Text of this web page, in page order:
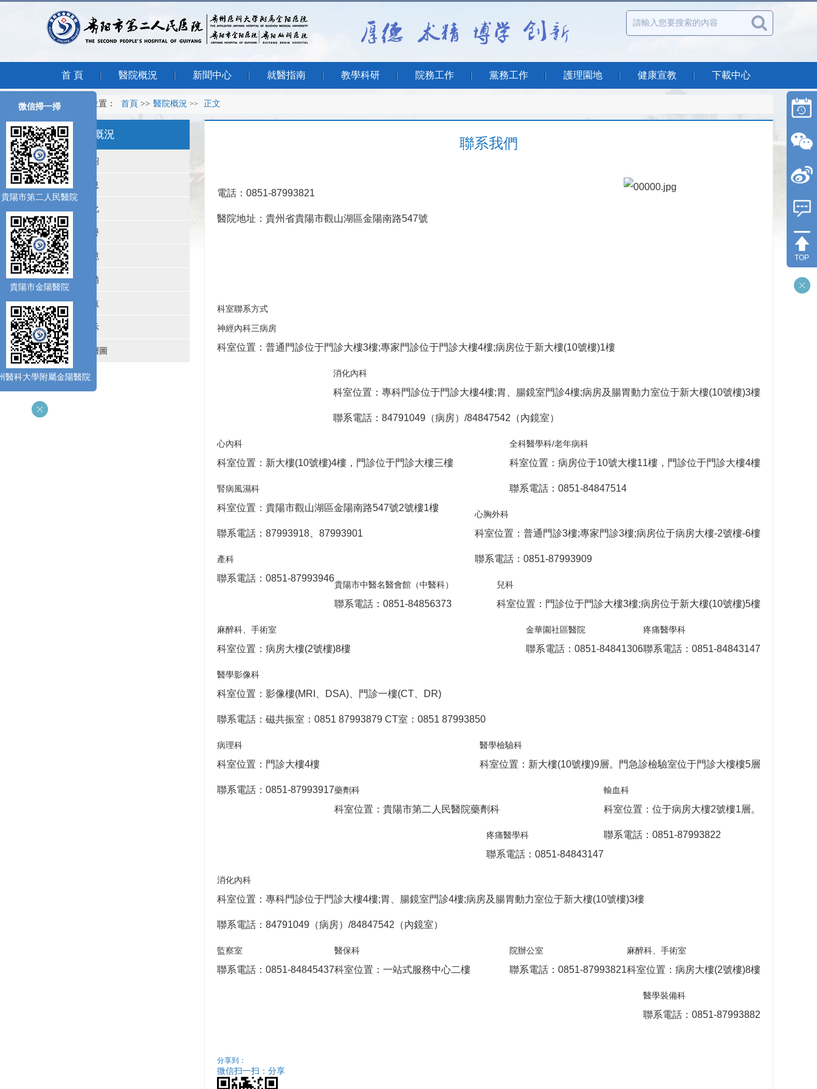
首 頁 醫院概況 新聞中心 就醫指南 教學科研 院務工作 黨務工作 護理園地 健康宣教 下載中心
您所在的位置： 首頁 >> 醫院概況 >> 正文
醫院概況
醫院介紹
領導信息
醫院文化
醫院榮譽
醫院環境
醫院設備
來院導航
疏散圖示
醫院樓層圖
聯系我們
電話：0851-87993821
醫院地址：貴州省貴陽市觀山湖區金陽南路547號
科室聯系方式
神經內科三病房
科室位置：普通門診位于門診大樓3樓;專家門診位于門診大樓4樓;病房位于新大樓(10號樓)1樓
消化內科
科室位置：專科門診位于門診大樓4樓;胃、腸鏡室門診4樓;病房及腸胃動力室位于新大樓(10號樓)3樓
聯系電話：84791049（病房）/84847542（內鏡室）
心內科
科室位置：新大樓(10號樓)4樓，門診位于門診大樓三樓
全科醫學科/老年病科
科室位置：病房位于10號大樓11樓，門診位于門診大樓4樓
聯系電話：0851-84847514
腎病風濕科
科室位置：貴陽市觀山湖區金陽南路547號2號樓1樓
聯系電話：87993918、87993901
心胸外科
科室位置：普通門診3樓;專家門診3樓;病房位于病房大樓-2號樓-6樓
聯系電話：0851-87993909
產科
聯系電話：0851-87993946
兒科
科室位置：門診位于門診大樓3樓;病房位于新大樓(10號樓)5樓
貴陽市中醫名醫會館（中醫科）
聯系電話：0851-84856373
疼痛醫學科
聯系電話：0851-84843147
麻醉科、手術室
科室位置：病房大樓(2號樓)8樓
金華園社區醫院
聯系電話：0851-84841306
醫學影像科
科室位置：影像樓(MRI、DSA)、門診一樓(CT、DR)
聯系電話：磁共振室：0851 87993879 CT室：0851 87993850
醫學檢驗科
科室位置：新大樓(10號樓)9層。門急診檢驗室位于門診大樓樓5層
病理科
科室位置：門診大樓4樓
聯系電話：0851-87993917 輸血科
科室位置：位于病房大樓2號樓1層。
聯系電話：0851-87993822
藥劑科
科室位置：貴陽市第二人民醫院藥劑科
疼痛醫學科
聯系電話：0851-84843147
消化內科
科室位置：專科門診位于門診大樓4樓;胃、腸鏡室門診4樓;病房及腸胃動力室位于新大樓(10號樓)3樓
聯系電話：84791049（病房）/84847542（內鏡室）
麻醉科、手術室
科室位置：病房大樓(2號樓)8樓
監察室
聯系電話：0851-84845437
院辦公室
聯系電話：0851-87993821
醫保科
科室位置：一站式服務中心二樓
醫學裝備科
聯系電話：0851-87993882
分享到：
微信扫一扫：分享
TOP
微信掃一掃
貴陽市第二人民醫院
貴陽市金陽醫院
醫科大學附屬金陽醫院